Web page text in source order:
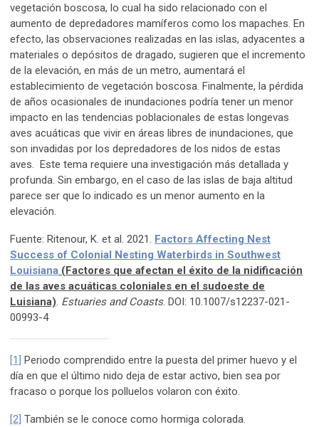
vegetación boscosa, lo cual ha sido relacionado con el
aumento de depredadores mamíferos como los mapaches. En
efecto, las observaciones realizadas en las islas, adyacentes a
materiales o depósitos de dragado, sugieren que el incremento
de la elevación, en más de un metro, aumentará el
establecimiento de vegetación boscosa. Finalmente, la pérdida
de años ocasionales de inundaciones podría tener un menor
impacto en las tendencias poblacionales de estas longevas
aves acuáticas que vivir en áreas libres de inundaciones, que
son invadidas por los depredadores de los nidos de estas
aves. Este tema requiere una investigación más detallada y
profunda. Sin embargo, en el caso de las islas de baja altitud
parece ser que lo indicado es un menor aumento en la
elevación.
Fuente: Ritenour, K. et al. 2021. Factors Affecting Nest
Success of Colonial Nesting Waterbirds in Southwest
Louisiana (Factores que afectan el éxito de la nidificación
de las aves acuáticas coloniales en el sudoeste de
Luisiana). Estuaries and Coasts. DOI: 10.1007/s12237-021-
00993-4
[1]
Periodo comprendido entre la puesta del primer huevo y el
día en que el último nido deja de estar activo, bien sea por
fracaso o porque los polluelos volaron con éxito.
[2] También se le conoce como hormiga colorada.